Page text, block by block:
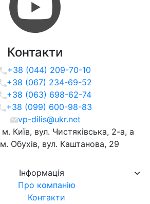
Iнформацiя
Про компанiю
Контакти
Контакти
+38 (044) 209-70-10
+38 (067) 234-69-52
+38 (063) 698-62-74
+38 (099) 600-98-83
vp-dilis@ukr.net
м. Київ, вул. Чистяківська, 2-а, а
Обухів, вул. Каштанова, 29